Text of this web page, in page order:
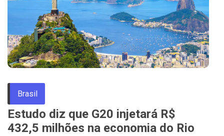
Brasil
Estudo diz que G20 injetará R$
432,5 milhões na economia do Rio